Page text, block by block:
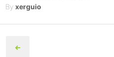
By xerguio
navigation